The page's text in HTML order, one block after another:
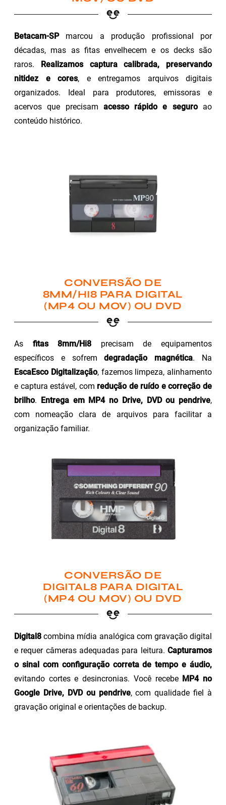
Betacam-SPmarcou a produção profissional por
décadas, mas as fitas envelhecem e os decks são
raros.
Realizamos captura calibrada, preservando
nitidez e cores, e entregamos arquivos digitais
organizados. Ideal para produtores, emissoras e
acervos que precisam acesso rápido e seguroao
conteúdo histórico.
CONVERSÃO DE
8MM/HI8 PARA DIGITAL
(MP4 OU MOV) OU DVD
As fitas 8mm/Hi8 precisam de equipamentos
específicos e sofremdegradação magnética. Na
EscaEsco Digitalização, fazemos limpeza, alinhamento
e captura estável, com redução de ruído e correção de
brilho. Entrega em MP4 no Drive, DVD ou pendrive,
com nomeação clara de arquivos para facilitar a
organização familiar.
CONVERSÃO DE
DIGITAL8 PARA DIGITAL
(MP4 OU MOV) OU DVD
Digital8 combina mídia analógica com gravação digital
e requer câmeras adequadas para leitura. Capturamos
o sinal com configuração correta de tempo e áudio,
evitando cortes e desincronias. Você recebe MP4 no
Google Drive, DVD ou pendrive, com qualidade fiel à
gravação original e orientações de backup.